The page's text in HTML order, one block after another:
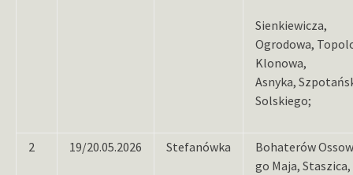
Sienkiewicza,
Ogrodowa,
Klonowa,
Asnyka,
Solskiego;
2 19/20.05.2026 Stefanówka
Bohaterów
go Maja, Staszica,